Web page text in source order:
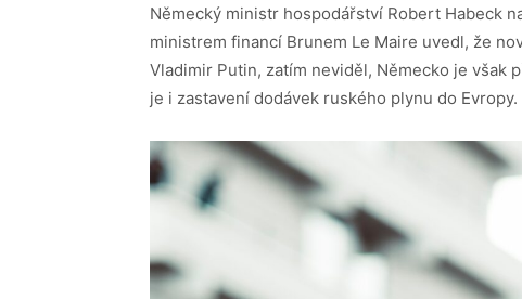
Německý ministr hospodářství Robert Habeck
ministrem financí Brunem Le Maire uvedl, že
Vladimir Putin, zatím neviděl, Německo je však
je i zastavení dodávek ruského plynu do Evropy.